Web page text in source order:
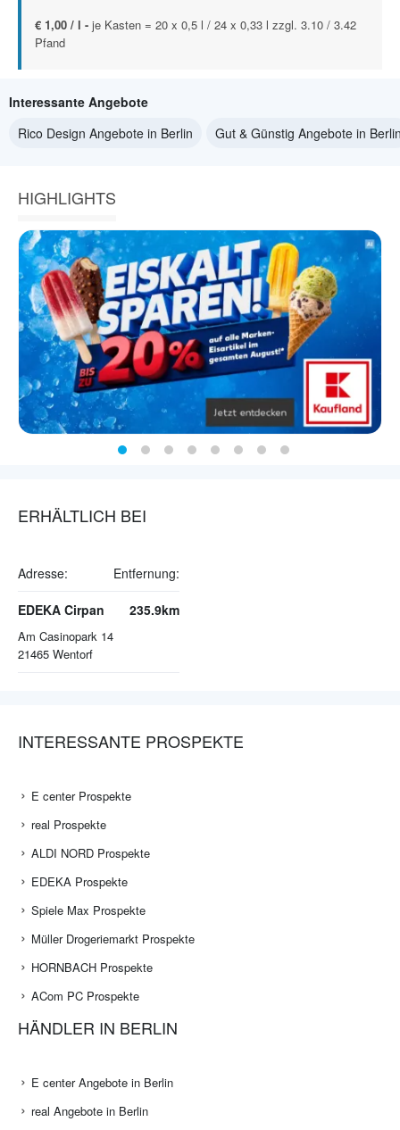
€ 1,00 / l - je Kasten = 20 x 0,5 l / 24 x 0,33 l zzgl. 3.10 / 3.42
Pfand
Interessante Angebote
Rico Design Angebote in Berlin
Gut & Günstig Angebote in
HIGHLIGHTS
ERHÄLTLICH BEI
Adresse: Entfernung:
EDEKA Cirpan
Am Casinopark 14
21465 Wentorf
235.9km
INTERESSANTE PROSPEKTE
E center Prospekte
real Prospekte
ALDI NORD Prospekte
EDEKA Prospekte
Spiele Max Prospekte
Müller Drogeriemarkt Prospekte
HORNBACH Prospekte
ACom PC Prospekte
HÄNDLER IN BERLIN
E center Angebote in Berlin
real Angebote in Berlin